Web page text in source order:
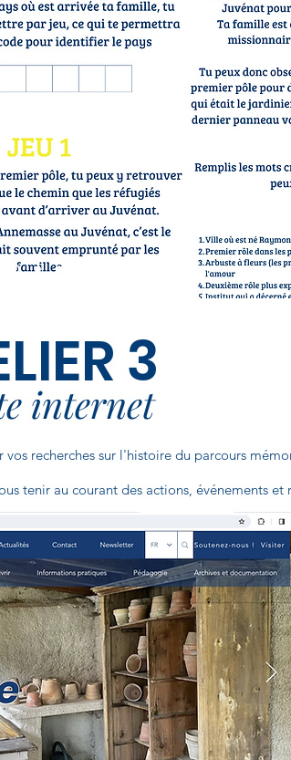
3
internet
recherches sur l'histoire du parcours
tenir au courant des actions, événements et